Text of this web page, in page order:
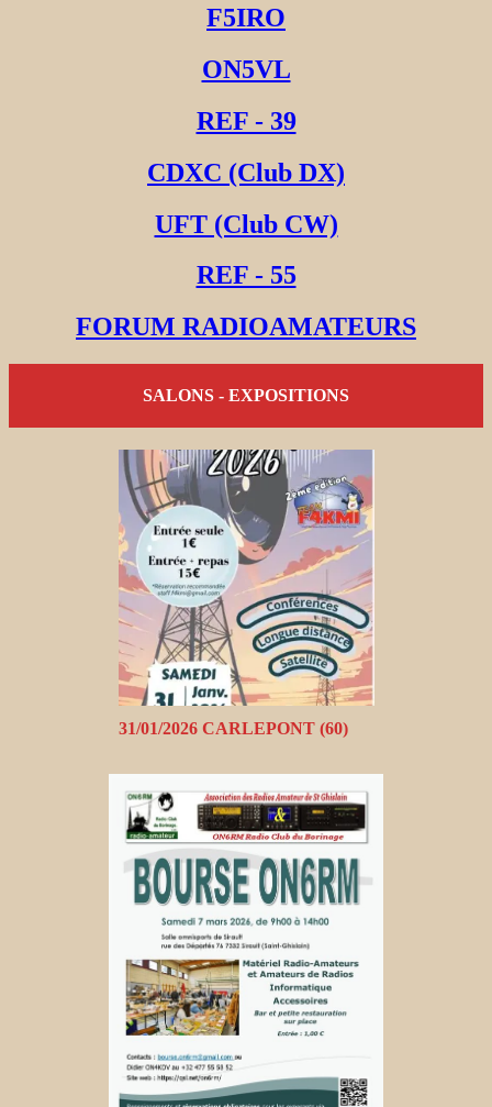
F5IRO
ON5VL
REF - 39
CDXC (Club DX)
UFT (Club CW)
REF - 55
FORUM RADIOAMATEURS
SALONS - EXPOSITIONS
31/01/2026 CARLEPONT (60)